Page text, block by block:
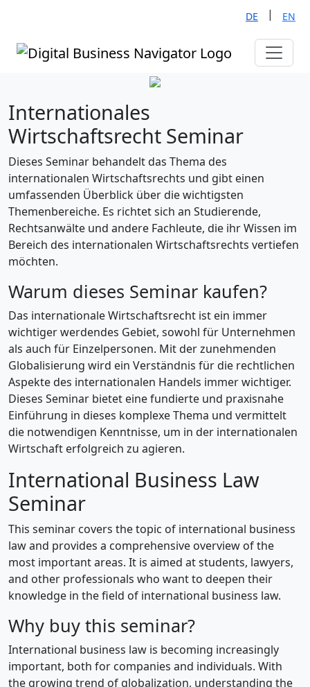
DE | EN
Internationales
Wirtschaftsrecht Seminar
Dieses Seminar behandelt das Thema des
internationalen Wirtschaftsrechts und gibt einen
umfassenden Überblick über die wichtigsten
Themenbereiche. Es richtet sich an Studierende,
Rechtsanwälte und andere Fachleute, die ihr Wissen im
Bereich des internationalen Wirtschaftsrechts vertiefen
möchten.
Warum dieses Seminar kaufen?
Das internationale Wirtschaftsrecht ist ein immer
wichtiger werdendes Gebiet, sowohl für Unternehmen
als auch für Einzelpersonen. Mit der zunehmenden
Globalisierung wird ein Verständnis für die rechtlichen
Aspekte des internationalen Handels immer wichtiger.
Dieses Seminar bietet eine fundierte und praxisnahe
Einführung in dieses komplexe Thema und vermittelt
die notwendigen Kenntnisse, um in der internationalen
Wirtschaft erfolgreich zu agieren.
International Business Law
Seminar
This seminar covers the topic of international business
law and provides a comprehensive overview of the
most important areas. It is aimed at students, lawyers,
and other professionals who want to deepen their
knowledge in the field of international business law.
Why buy this seminar?
International business law is becoming increasingly
important, both for companies and individuals. With
the growing trend of globalization, understanding the